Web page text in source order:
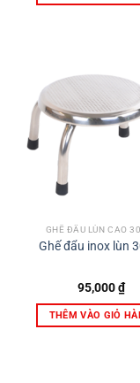
GHẾ ĐẨU LÙN CAO
Ghế đẩu inox lùn
95,000₫
THÊM VÀO GIỎ